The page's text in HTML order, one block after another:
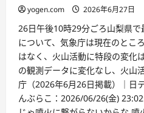
yogen.com 2026年6月27日
26日午後10時29分ごろ山梨県
について、気象庁は現在のとこ
はなく、火山活動に特段の変化
の観測データに変化なし、火山
庁（2026年6月26日掲載）｜日
んぶらこ：2026/06/26(金)